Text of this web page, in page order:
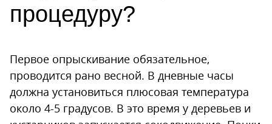
процедуру?
Первое опрыскивание обязательное,
проводится рано весной. В дневные часы
должна установиться плюсовая температура
около 4-5 градусов. В это время у деревьев и